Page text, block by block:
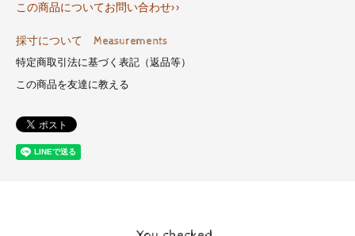
この商品についてお問い合わせ>>
採寸について Measurements
特定商取引法に基づく表記（返品等）
この商品を友達に教える